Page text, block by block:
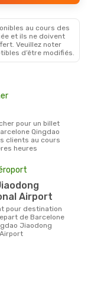
au cours des
et ils ne doivent
Veuillez noter
d’être modifiés.
Qingdao
clients au cours
heures
Airport
de Barcelone
Jiaodong